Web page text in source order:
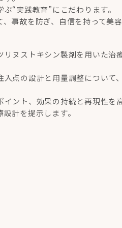
“実践教育”にこだわります。
事故を防ぎ、自信を持って美
ヌストキシン製剤を用いた治
点の設計と用量調整について
ント、効果の持続と再現性を
計を提示します。